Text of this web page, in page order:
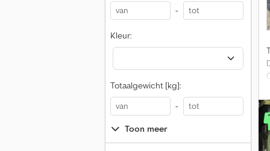
-
Kleur:
Totaalgewicht [kg]:
-
Toon meer